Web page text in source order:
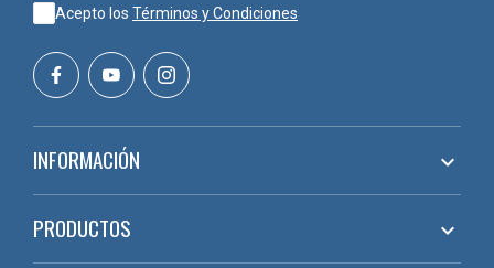
Acepto los Términos y Condiciones
INFORMACIÓN 
PRODUCTOS 